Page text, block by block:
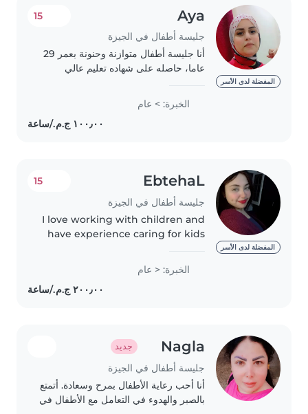
المفضلة لدى الأسر
Aya
جليسة أطفال في الجيزة
15
أنا جليسة أطفال متوازنة وحنونة بعمر 29
عاما، حاصله على شهاده تعليم عالي
لدي خبرة في رعاية الأطفال من مختلف
الأعمار - من الرضع إلى المراهقين. أنا
الخبرة: > عام
المفضلة لدى الأسر
EbtehaL
جليسة أطفال في الجيزة
15
I love working with children and
have experience caring for kids
patient, responsible, and speak
both Arabic and English. I enjoy
الخبرة: < عام
Nagla جديد
جليسة أطفال في الجيزة
أنا أحب رعاية الأطفال بمرح وسعادة. أتمتع
بالصبر والهدوء في التعامل مع الأطفال في